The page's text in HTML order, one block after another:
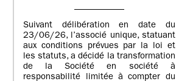
Suivant délibération en date du
23/06/26, l’associé unique, statuant
aux conditions prévues par la loi et
les statuts, a décidé la transformation
de la Société en société à
responsabilité limitée à compter du